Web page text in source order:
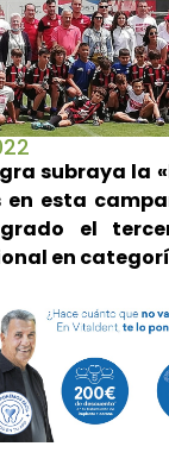
subraya la
en esta
el
en